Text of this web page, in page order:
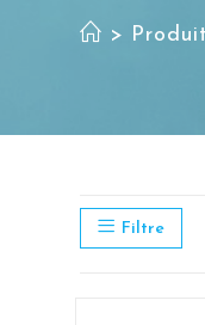
>
Filtre